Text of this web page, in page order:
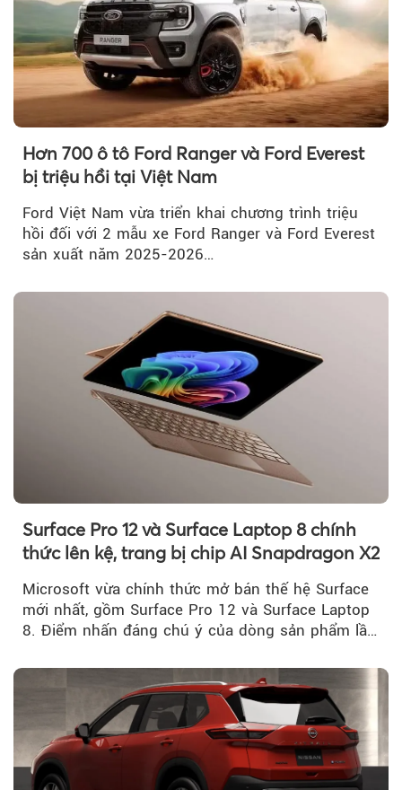
Hơn 700 ô tô Ford Ranger và Ford Everest
bị triệu hồi tại Việt Nam
Ford Việt Nam vừa triển khai chương trình triệu
hồi đối với 2 mẫu xe Ford Ranger và Ford Everest
sản xuất năm 2025-2026…
Surface Pro 12 và Surface Laptop 8 chính
thức lên kệ, trang bị chip AI Snapdragon X2
Microsoft vừa chính thức mở bán thế hệ Surface
mới nhất, gồm Surface Pro 12 và Surface Laptop
8. Điểm nhấn đáng chú ý của dòng sản phẩm lần